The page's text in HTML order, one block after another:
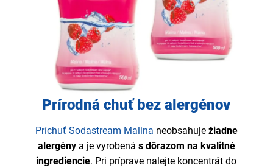
Prírodná chuť bez alergénov
Príchuť Sodastream Malina neobsahuje žiadne
alergénya je vyrobená s dôrazom na kvalitné
ingrediencie. Pri príprave nalejte koncentrát do